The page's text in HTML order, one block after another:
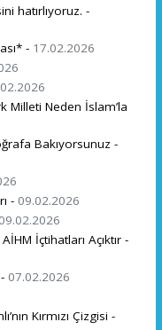
hatırlıyoruz. -
- 17.02.2026
Milleti Neden İslam’la
Bakıyorsunuz -
- 09.02.2026
09.02.2026
İçtihatları Açıktır -
07.02.2026
Kırmızı Çizgisi -